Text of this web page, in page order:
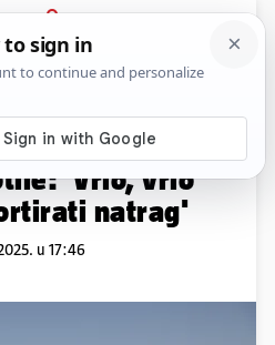
PRIJAVA
News Komentari
još je 14
'Vrlo, vrlo
natrag'
u 17:46